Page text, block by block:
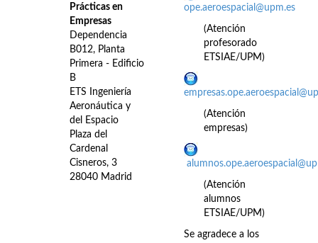
Prácticas en
Empresas
Dependencia
B012, Planta
Primera - Edificio
B
ETS Ingeniería
Aeronáutica y
del Espacio
Plaza del
Cardenal
Cisneros, 3
28040 Madrid
ope.aeroespacial@upm.es
(Atención
profesorado
ETSIAE/UPM)
(Atención
empresas)
(Atención
alumnos
ETSIAE/UPM)
Se agradece a los